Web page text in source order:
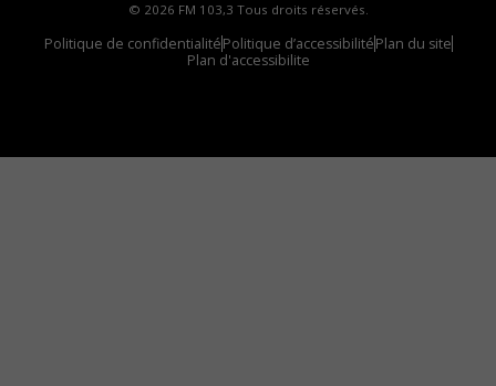
© 2026 FM 103,3 Tous droits réservés.
Politique de confidentialitéPolitique d’accessibilitéPlan du site
Plan d'accessibilite